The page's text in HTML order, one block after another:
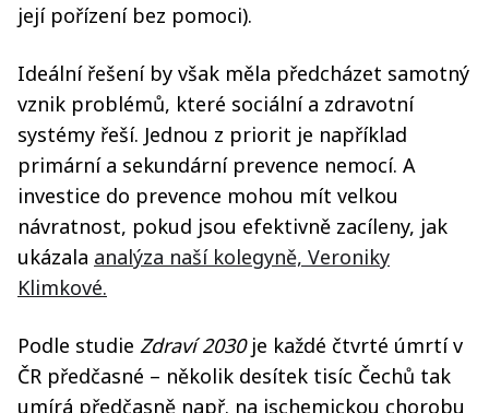
její pořízení bez pomoci).
Ideální řešení by však měla předcházet samotný
vznik problémů, které sociální a zdravotní
systémy řeší. Jednou z priorit je například
primární a sekundární prevence nemocí. A
investice do prevence mohou mít velkou
návratnost, pokud jsou efektivně zacíleny, jak
ukázala analýza naší kolegyně, Veroniky
Klimkové.
Podle studie Zdraví 2030 je každé čtvrté úmrtí v
ČR předčasné – několik desítek tisíc Čechů tak
umírá předčasně např. na ischemickou chorobu